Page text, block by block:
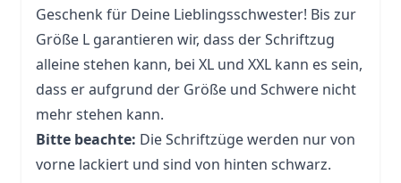
Geschenk für Deine Lieblingsschwester! Bis zur
Größe L garantieren wir, dass der Schriftzug
alleine stehen kann, bei XL und XXL kann es sein,
dass er aufgrund der Größe und Schwere nicht
mehr stehen kann.
Bitte beachte: Die Schriftzüge werden nur von
vorne lackiert und sind von hinten schwarz.